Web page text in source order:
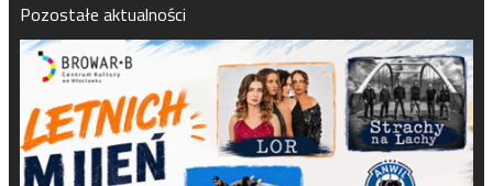
Pozostałe aktualności